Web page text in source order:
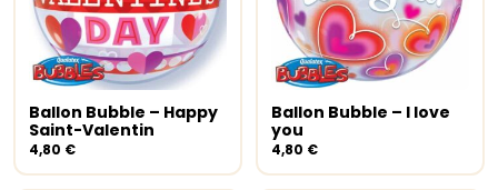
Ajouter au panier
Ballon Bubble – Happy
Saint-Valentin
4,80 €
Ajouter au panier
Ballon Bubble – I love
you
4,80 €